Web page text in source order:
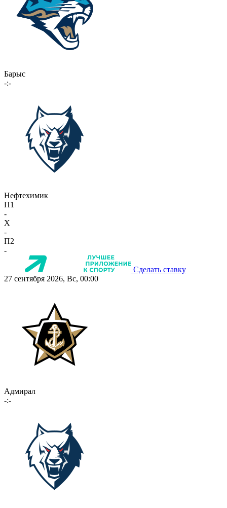
Барыс
-:-
Нефтехимик
П1
-
X
-
П2
-
Сделать ставку
27 сентября 2026, Вс, 00:00
Адмирал
-:-